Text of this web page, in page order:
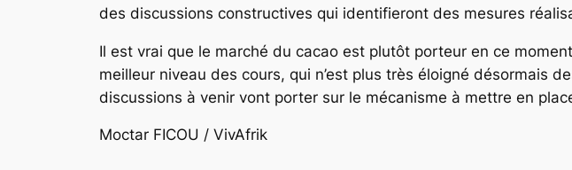
des discussions constructives qui identifieront des mesures
Il est vrai que le marché du cacao est plutôt porteur en ce
meilleur niveau des cours, qui n’est plus très éloigné désormais
discussions à venir vont porter sur le mécanisme à mettre en
Moctar FICOU / VivAfrik